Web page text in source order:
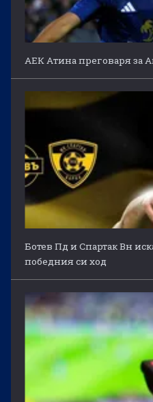
АЕК Атина преговаря за
Ботев Пд и Спартак Вн
победния си ход